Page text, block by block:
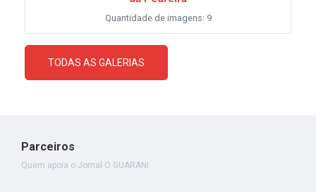
Quantidade de imagens: 9
TODAS AS GALERIAS
Parceiros
Quem apoia o Jornal O GUARANI